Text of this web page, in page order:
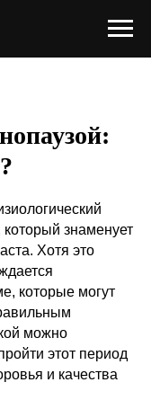
знаменует
Хотя это
которые могут
можно
этот период
и качества